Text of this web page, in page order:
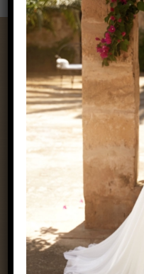
Exclusive by Perry
Zaunäckerstraße 22/2